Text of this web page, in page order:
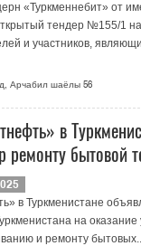
«Туркменнебит» от
тендер №155/1 на
и участников,
Арчабил шаёлы 56
в
ремонту бытовой
в Туркменистане
на оказание
и ремонту